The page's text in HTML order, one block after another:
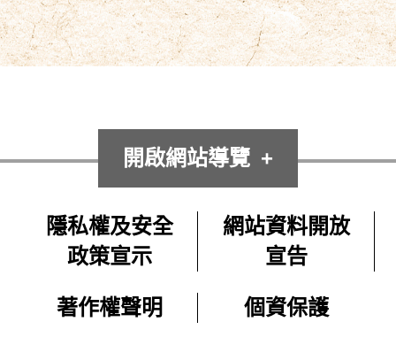
開啟網站導覽
隱私權及安全
政策宣示
網站資料開放
宣告
著作權聲明 個資保護